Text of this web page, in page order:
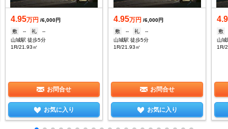
4.95万円 /6,000円
敷
-- 礼
--
山城駅 徒歩5分
1R/21.93㎡
お問合せ
お気に入り
4.95万円 /6,000円
敷
-- 礼
--
山城駅 徒歩5分
1R/21.93㎡
お問合せ
お気に入り
敷
山城
1R/